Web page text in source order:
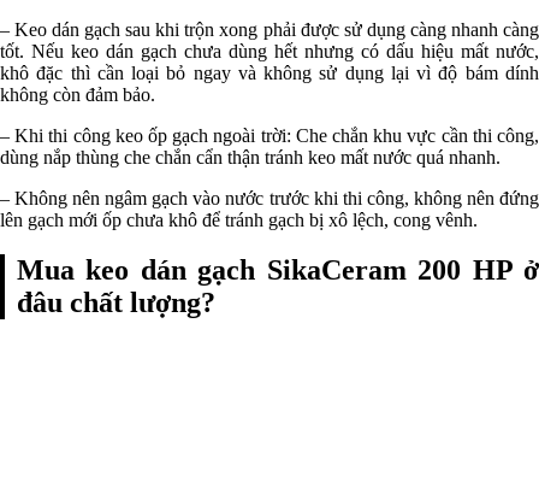
– Keo dán gạch sau khi trộn xong phải được sử dụng càng nhanh càng
tốt. Nếu keo dán gạch chưa dùng hết nhưng có dấu hiệu mất nước,
khô đặc thì cần loại bỏ ngay và không sử dụng lại vì độ bám dính
không còn đảm bảo.
– Khi thi công keo ốp gạch ngoài trời: Che chắn khu vực cần thi công,
dùng nắp thùng che chắn cẩn thận tránh keo mất nước quá nhanh.
– Không nên ngâm gạch vào nước trước khi thi công, không nên đứng
lên gạch mới ốp chưa khô để tránh gạch bị xô lệch, cong vênh.
Mua keo dán gạch SikaCeram 200 HP ở
đâu chất lượng?